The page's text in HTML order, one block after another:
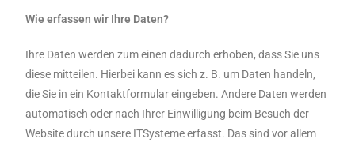
Wie erfassen wir Ihre Daten?
Ihre Daten werden zum einen dadurch erhoben, dass Sie uns
diese mitteilen. Hierbei kann es sich z. B. um Daten handeln,
die Sie in ein Kontaktformular eingeben. Andere Daten werden
automatisch oder nach Ihrer Einwilligung beim Besuch der
Website durch unsere ITSysteme erfasst. Das sind vor allem